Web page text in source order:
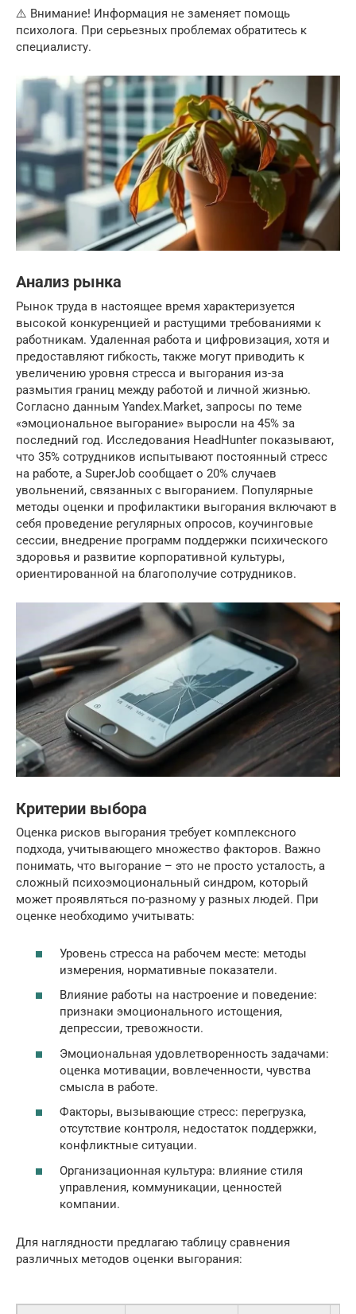
⚠️ Внимание! Информация не заменяет помощь
психолога. При серьезных проблемах обратитесь к
специалисту.
Анализ рынка
Рынок труда в настоящее время характеризуется
высокой конкуренцией и растущими требованиями к
работникам. Удаленная работа и цифровизация, хотя и
предоставляют гибкость, также могут приводить к
увеличению уровня стресса и выгорания из-за
размытия границ между работой и личной жизнью.
Согласно данным Yandex.Market, запросы по теме
«эмоциональное выгорание» выросли на 45% за
последний год. Исследования HeadHunter показывают,
что 35% сотрудников испытывают постоянный стресс
на работе, а SuperJob сообщает о 20% случаев
увольнений, связанных с выгоранием. Популярные
методы оценки и профилактики выгорания включают в
себя проведение регулярных опросов, коучинговые
сессии, внедрение программ поддержки психического
здоровья и развитие корпоративной культуры,
ориентированной на благополучие сотрудников.
Критерии выбора
Оценка рисков выгорания требует комплексного
подхода, учитывающего множество факторов. Важно
понимать, что выгорание – это не просто усталость, а
сложный психоэмоциональный синдром, который
может проявляться по-разному у разных людей. При
оценке необходимо учитывать:
Уровень стресса на рабочем месте: методы
измерения, нормативные показатели.
Влияние работы на настроение и поведение:
признаки эмоционального истощения,
депрессии, тревожности.
Эмоциональная удовлетворенность задачами:
оценка мотивации, вовлеченности, чувства
смысла в работе.
Факторы, вызывающие стресс: перегрузка,
отсутствие контроля, недостаток поддержки,
конфликтные ситуации.
Организационная культура: влияние стиля
управления, коммуникации, ценностей
компании.
Для наглядности предлагаю таблицу сравнения
различных методов оценки выгорания: